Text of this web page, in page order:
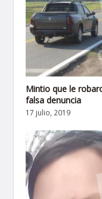
Mintio que le
falsa denuncia
17 julio, 2019